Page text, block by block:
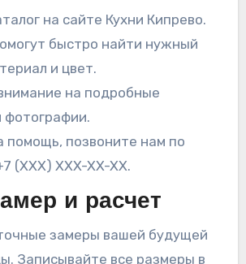
на сайте Кухни Кипрево.
быстро найти нужный
и цвет.
на подробные
фотографии.
помощь, позвоните нам по
(XXX) XXX-XX-XX.
и расчет
замеры вашей будущей
Записывайте все размеры в